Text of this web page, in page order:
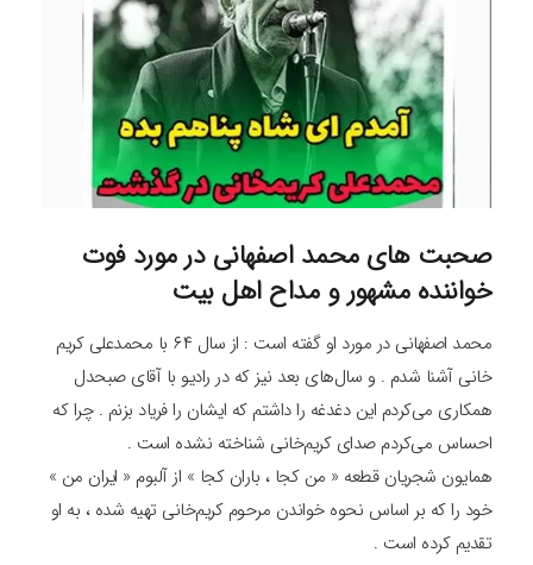
صحبت های محمد اصفهانی در مورد فوت
خواننده مشهور و مداح اهل بیت
محمد اصفهانی در مورد او گفته است : از سال ۶۴ با محمدعلی کریم‌
خانی آشنا شدم . و سال‌های بعد نیز که در رادیو با آقای صبحدل
همکاری می‌کردم این دغدغه را داشتم که ایشان را فریاد بزنم . چرا که
احساس می‌کردم صدای کریم‌خانی شناخته نشده است .
همایون شجریان قطعه « من کجا ، باران کجا » از آلبوم « ایران من »
خود را که بر اساس نحوه خواندن مرحوم کریم‌خانی تهیه شده ، به او
تقدیم کرده است .